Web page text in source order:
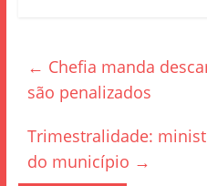
b
o
o
k
← Chefia manda
são penalizados
Trimestralidade:
do município →